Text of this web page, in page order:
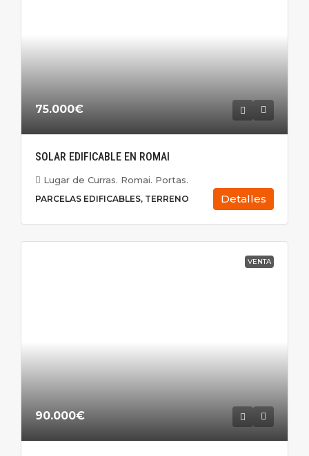
75.000€
SOLAR EDIFICABLE EN ROMAI
Lugar de Curras. Romai. Portas.
PARCELAS EDIFICABLES, TERRENO Detalles
VENTA
90.000€